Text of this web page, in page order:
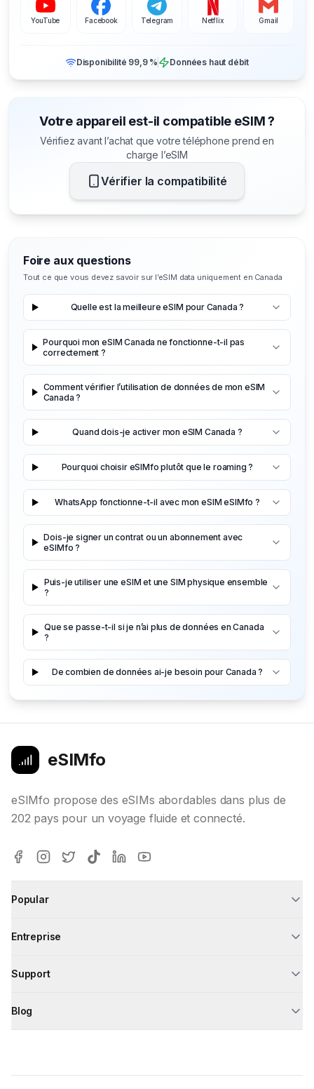
YouTube Facebook Telegram Netflix Gmail
Disponibilité 99,9 % Données haut débit
Votre appareil est-il compatible eSIM ?
Vérifiez avant l’achat que votre téléphone prend en
charge l’eSIM
Vérifier la compatibilité
Foire aux questions
Tout ce que vous devez savoir sur l’eSIM data uniquement en Canada
Quelle est la meilleure eSIM pour Canada ?
Pourquoi mon eSIM Canada ne fonctionne-t-il pas
correctement ?
Comment vérifier l’utilisation de données de mon eSIM
Canada ?
Quand dois-je activer mon eSIM Canada ?
Pourquoi choisir eSIMfo plutôt que le roaming ?
WhatsApp fonctionne-t-il avec mon eSIM eSIMfo ?
Dois-je signer un contrat ou un abonnement avec
eSIMfo ?
Puis-je utiliser une eSIM et une SIM physique ensemble
?
Que se passe-t-il si je n’ai plus de données en Canada
?
De combien de données ai-je besoin pour Canada ?
eSIMfo
eSIMfo propose des eSIMs abordables dans plus de
202 pays pour un voyage fluide et connecté.
Popular
Entreprise
Support
Blog